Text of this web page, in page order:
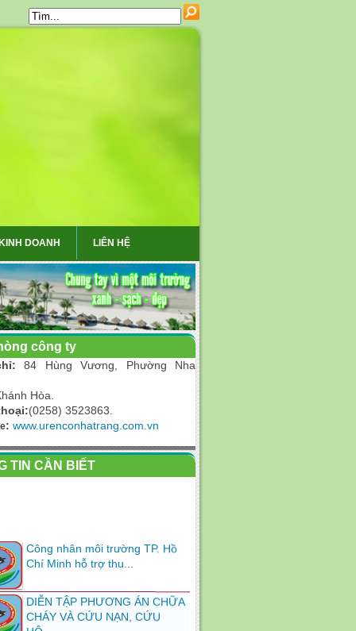
DOANH LIÊN HỆ
công ty
84 Hùng Vương, Phường Nha
Hòa.
(0258) 3523863.
: www.urenconhatrang.com.vn
TIN CẦN BIẾT
Chí Minh hỗ trợ thu...
CHÁY VÀ CỨU NẠN, CỨU
HỘ...